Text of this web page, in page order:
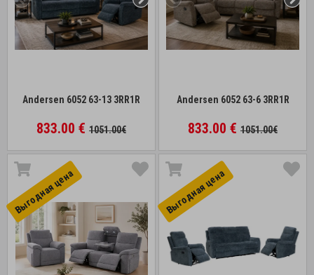
Andersen 6052 63-13 3RR1R
833.00 € 1051.00€
Andersen 6052 63-6 3RR1R
833.00 € 1051.00€
Выгоднaя цена Выгоднaя цена